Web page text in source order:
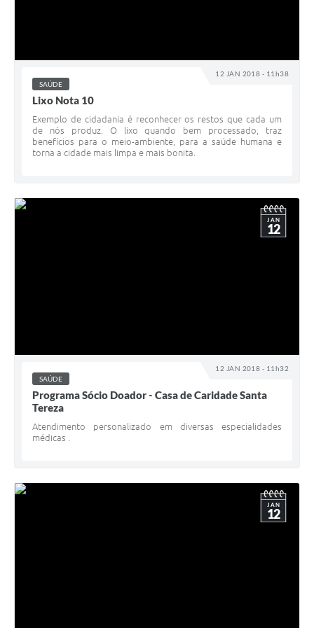
12 JAN 2018 - 11h38
SAÚDE
Lixo Nota 10
Exemplo de cidadania é reconhecer os restos que cada um
de nós produz. O lixo quando bem processado, traz
benefícios para o meio-ambiente, para a saúde humana e
torna a cidade mais limpa e mais bonita.
12 JAN 2018 - 11h32
JAN
12
SAÚDE
Programa Sócio Doador - Casa de Caridade Santa
Tereza
Atendimento personalizado em diversas especialidades
médicas .
JAN
12